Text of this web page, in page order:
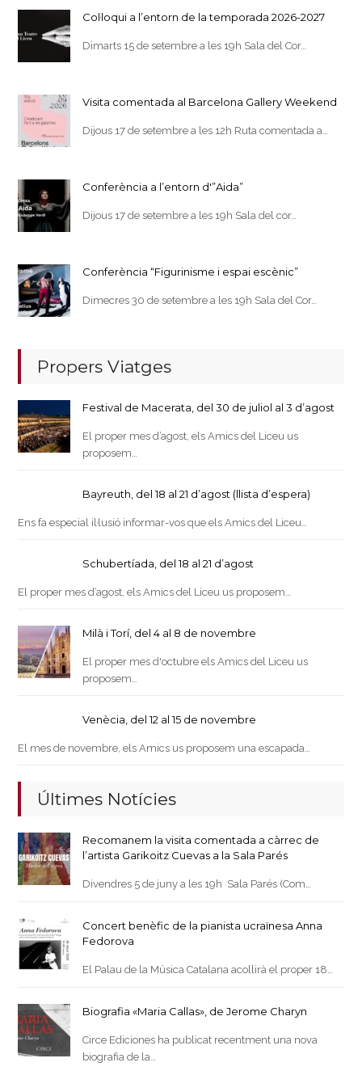
Col·loqui a l’entorn de la temporada 2026-2027
Dimarts 15 de setembre a les 19h Sala del Cor…
Visita comentada al Barcelona Gallery Weekend
Dijous 17 de setembre a les 12h Ruta comentada a…
Conferència a l’entorn d'”Aida”
Dijous 17 de setembre a les 19h Sala del cor…
Conferència “Figurinisme i espai escènic”
Dimecres 30 de setembre a les 19h Sala del Cor…
Propers Viatges
Festival de Macerata, del 30 de juliol al 3 d’agost
El proper mes d’agost, els Amics del Liceu us
proposem…
Bayreuth, del 18 al 21 d’agost (llista d’espera)
Ens fa especial il·lusió informar-vos que els Amics del Liceu…
Schubertíada, del 18 al 21 d’agost
El proper mes d’agost, els Amics del Liceu us proposem…
Milà i Torí, del 4 al 8 de novembre
El proper mes d'octubre els Amics del Liceu us
proposem…
Venècia, del 12 al 15 de novembre
El mes de novembre, els Amics us proposem una escapada…
Últimes Notícies
Recomanem la visita comentada a càrrec de
l’artista Garikoitz Cuevas a la Sala Parés
Divendres 5 de juny a les 19h Sala Parés (Com…
Concert benèfic de la pianista ucraïnesa Anna
Fedorova
El Palau de la Música Catalana acollirà el proper 18…
Biografia «Maria Callas», de Jerome Charyn
Circe Ediciones ha publicat recentment una nova
biografia de la…